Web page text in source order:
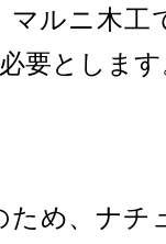
ルニ木工
要としま
ため、ナチ